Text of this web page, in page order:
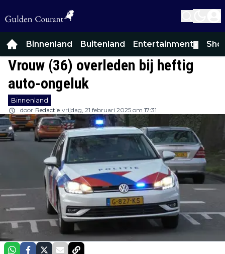
Binnenland Buitenland Entertainment
Vrouw (36) overleden bij heftig
auto-ongeluk
Binnenland
door Redactie vrijdag, 21 februari 2025 om 17:31